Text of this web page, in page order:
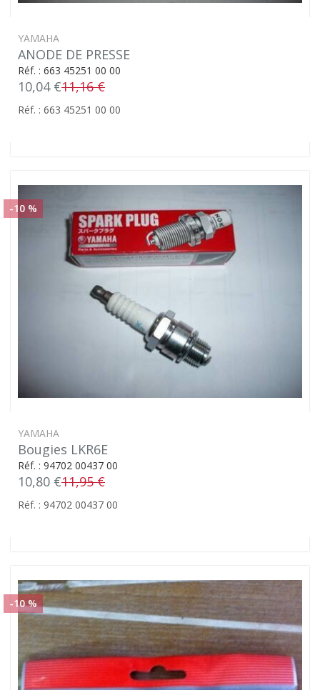
YAMAHA
ANODE DE PRESSE
Réf. : 663 45251 00 00
10,04 €11,16 €
Réf. : 663 45251 00 00
-10 %
YAMAHA
Bougies LKR6E
Réf. : 94702 00437 00
10,80 €11,95 €
Réf. : 94702 00437 00
-10 %